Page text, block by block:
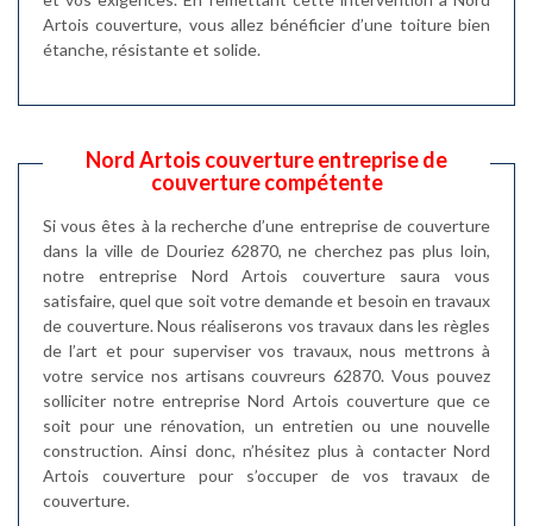
Artois couverture, vous allez bénéficier d’une toiture bien
étanche, résistante et solide.
Nord Artois couverture entreprise de
couverture compétente
Si vous êtes à la recherche d’une entreprise de couverture
dans la ville de Douriez 62870, ne cherchez pas plus loin,
notre entreprise Nord Artois couverture saura vous
satisfaire, quel que soit votre demande et besoin en travaux
de couverture. Nous réaliserons vos travaux dans les règles
de l’art et pour superviser vos travaux, nous mettrons à
votre service nos artisans couvreurs 62870. Vous pouvez
solliciter notre entreprise Nord Artois couverture que ce
soit pour une rénovation, un entretien ou une nouvelle
construction. Ainsi donc, n’hésitez plus à contacter Nord
Artois couverture pour s’occuper de vos travaux de
couverture.